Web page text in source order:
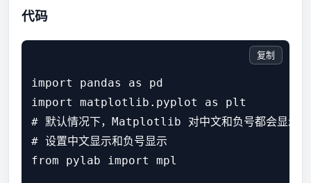
代码
import pandas as pd
import matplotlib.pyplot as plt
# 默认情况下，Matplotlib 对中文和负号都会显示为
# 设置中文显示和负号显示
from pylab import mpl
复制